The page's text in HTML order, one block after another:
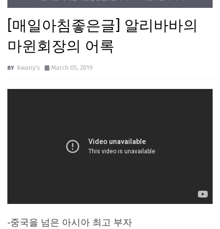
[매일아침좋은글] 알리바바의
마윈회장의 어록
kwany's March 05, 2019
-중국을 넘은 아시아 최고 부자